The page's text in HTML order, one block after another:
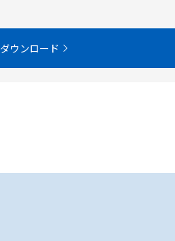
ダウンロード